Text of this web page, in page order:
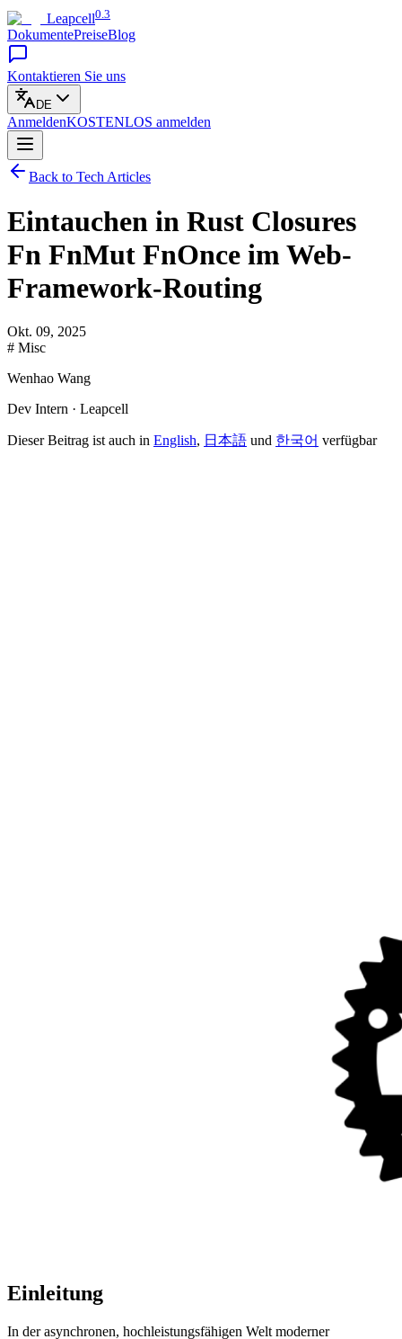
Leapcell0.3
DokumentePreiseBlog
Kontaktieren Sie uns
DE
AnmeldenKOSTENLOS anmelden
Back to Tech Articles
Eintauchen in Rust Closures
Fn FnMut FnOnce im Web-
Framework-Routing
Okt. 09, 2025
# Misc
Wenhao Wang
Dev Intern · Leapcell
Dieser Beitrag ist auch in English, 日本語 und 한국어 verfügbar
Einleitung
In der asynchronen, hochleistungsfähigen Welt moderner